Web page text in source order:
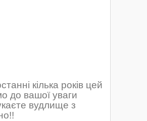
кілька років цей
до вашої уваги
вудлище з